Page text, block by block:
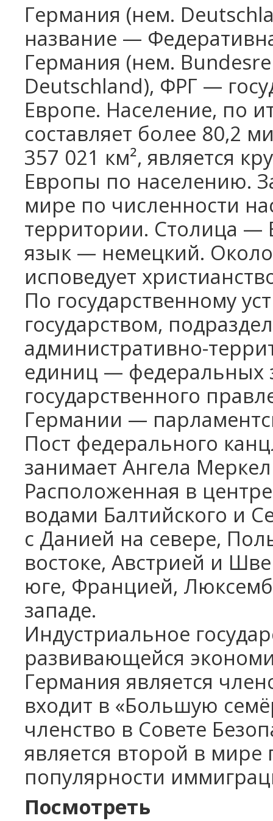
Германия (нем.
название —
Германия (нем.
Deutschland), ФРГ —
Европе. Население, по
составляет более 80,2
357 021 км², является
Европы по населению.
мире по численности
территории. Столица —
язык — немецкий.
исповедует
По государственному
государством,
административно-
единиц — федеральных
государственного
Германии —
Пост федерального
занимает Ангела
Расположенная в
водами Балтийского и
с Данией на севере,
востоке, Австрией и
юге, Францией,
западе.
Индустриальное
развивающейся
Германия является
входит в «Большую
членство в Совете
является второй в мире
популярности
Посмотреть